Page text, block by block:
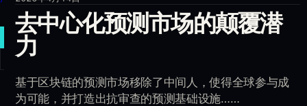
更多
新建交易
登录 注册
去中心化预测市场的颠覆潜
力
基于区块链的预测市场移除了中间人，使得全球参与成
为可能，并打造出抗审查的预测基础设施……